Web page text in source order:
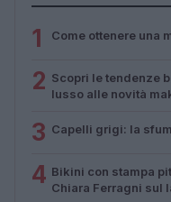
1 Come ottenere una
2 Scopri le tendenze
lusso alle novità
3 Capelli grigi: la
4 Bikini con stampa
Chiara Ferragni sul